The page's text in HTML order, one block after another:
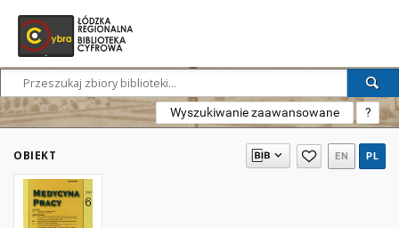
Wyszukiwanie zaawansowane ?
OBIEKT EN PL